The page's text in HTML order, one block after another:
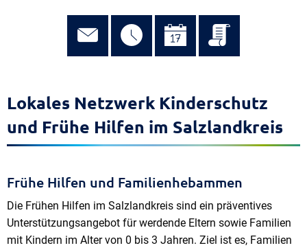
Lokales Netzwerk Kinderschutz
und Frühe Hilfen im Salzlandkreis
Frühe Hilfen und Familienhebammen
Die Frühen Hilfen im Salzlandkreis sind ein präventives
Unterstützungsangebot für werdende Eltern sowie Familien
mit Kindern im Alter von 0 bis 3 Jahren. Ziel ist es, Familien